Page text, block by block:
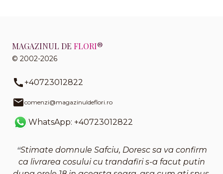
MAGAZINUL DE FLORI®
© 2002-2026
+40723012822
comenzi@magazinuldeflori.ro
WhatsApp: +40723012822
Stimate domnule Safciu, Doresc sa va confirm
ca livrarea cosului cu trandafiri s-a facut putin